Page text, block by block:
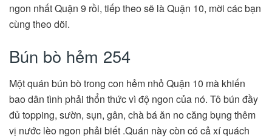
ngon nhất Quận 9 rồi, tiếp theo sẽ là Quận 10, mời các bạn
cùng theo dõi.
Bún bò hẻm 254
Một quán bún bò trong con hẻm nhỏ Quận 10 mà khiến
bao dân tình phải thổn thức vì độ ngon của nó. Tô bún đầy
đủ topping, sườn, sụn, gân, chà bá ăn no căng bụng thêm
vị nước lèo ngon phải biết .Quán này còn có cả xí quách